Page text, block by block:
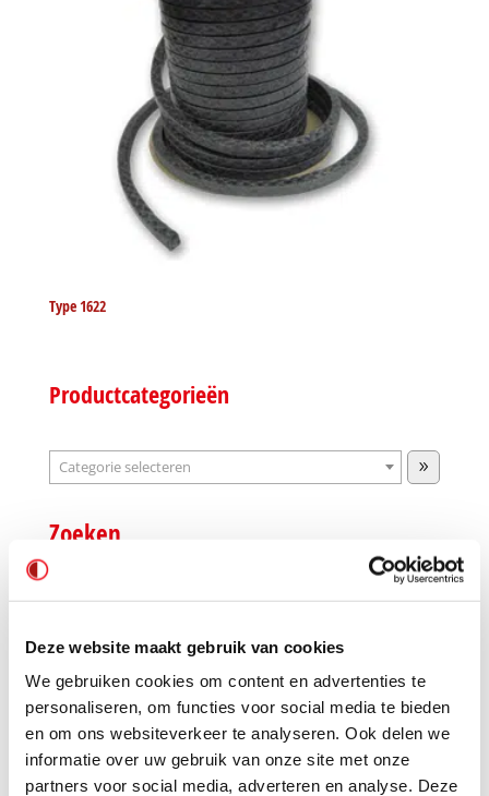
Deze website maakt gebruik van cookies
We gebruiken cookies om content en advertenties te
personaliseren, om functies voor social media te bieden
en om ons websiteverkeer te analyseren. Ook delen we
informatie over uw gebruik van onze site met onze
partners voor social media, adverteren en analyse. Deze
Type 1622
Productcategorieën
Categorie
selecteren
Zoeken
Filter deze producten
Marktsegment
Kies een Marktsegment